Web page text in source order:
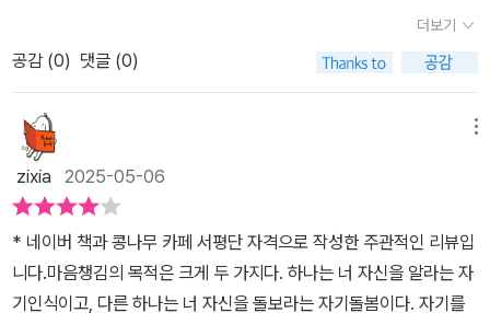
를 모든 것에서, 구름 속에서, 아이 속에서, 바람 속에서 볼 수 있습니
다.'와 같은 문장은 눈에 들어오지 않는 것 같았다. 그 아픔을 내가 똑
같이 느낄 수는 없지만, 그 심정은 이해할 수 있었다. 사랑하는 사람이
내 눈 앞에서 사라졌는데, 이제는 손을 잡을 수도, 포옹할 수도, 마주
앉아 이야기를 나눌 수도 없는데 사랑하는 이는 언제나 우리와 함께
있어...와 같은 말이 가슴에 와닿을 리가 없다. 그래도 말했다. '나는
너의 슬픔이 어느 정도인지 헤아릴 수 없지만, 그래도 나는 사람이 죽
는 건 끝이 아니라고 생각해. 그냥 우리 몸을 벗어버리는 거라고 생각
해. 그리고 아버지는 항상 네 곁에 있을 거라고 생각해.' 이 말을 듣더
니 그녀는 아버지가 돌아가셨을 때 날이 무척 춥고 좋지 않았는데, 입
끼기 때문에 세상과의 이별을 택하는 선택을 하기도 한다. 이런 극도
의 절망 속에서도 상실을 치유하고 슬픔을 위로하는 그의 조언은 우
알고, 슬픔과 두려움이라는 감정의 상태에서 벗어나 다시 평안함을
찾을 수 있는 내면의 길로 안내한다. 빨리 정신 차리라고 채근하지 않
고 모든 인연은 작별 없이 영원히 이어져 있다는 인생의 진리를 깨닫
게 해준다. 나의 소중한 사람은 어떤 누구도 죽음으로써 작별하지 않
는 것이며, 사라지지도 않음을 깨닫게 된다.물이 기체로 변해 구름이
되고 구름이 물을 많이 머금어 무거워지면 다시 비가 되어 지상으로
내리듯 인간도 형상만 바뀔뿐 내 주변에 계속 머물러 있음을 깨달을
기 하기에애도와 슬픔도 분명 다루고는 있지만,책이 강조한 누군가를
잃었거나 떠나감에 대해서만한정적으로 논하고 있는 책은 아니었다.
명상의 궁극적인 도달을 굳이 꼬집듯 언급하진 않고 있으나,그 중 가
장 명확했던 키워드는 signlessness(무상)이었다.내 자신이 하나의
형상으로 존재하나 결국 흙이요 그러나 지금은 흙이 아닌 형상을 띨
순 있다는.모두가 무상의 존재라는 말뜻 자체의 이해가 아닌그냥 이
미지처럼 내게로 잘 들어오는 확실한 느낌이 들던 표현이었다.화장장
을 가본 사람은 나같은 생각을 해봤을까?요즘 화장장은 신형 화로들
로 지어져서 작업장 안과 밖에서 기다리는 가족들의 공간은 매우 다
더보기
공감 (0) 댓글 (0)
zixia 2025-05-06
* 네이버 책과 콩나무 카페 서평단 자격으로 작성한 주관적인 리뷰입
니다.​마음챙김의 목적은 크게 두 가지다. 하나는 너 자신을 알라는 자
기인식이고, 다른 하나는 너 자신을 돌보라는 자기돌봄이다. 자기를